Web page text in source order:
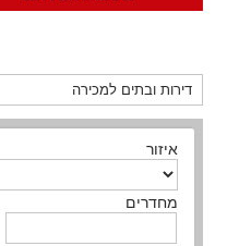
איזור
מחדרים